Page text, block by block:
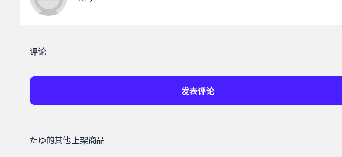
评论
发表评论
たゆ的其他上架商品